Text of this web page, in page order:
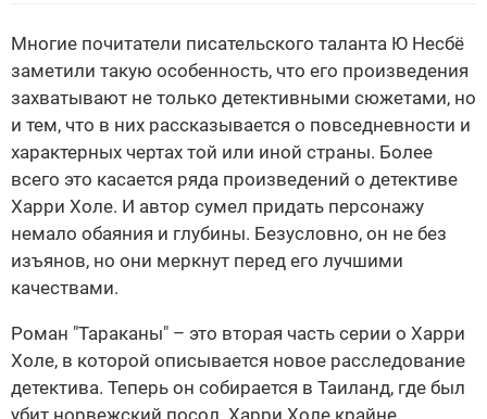
Многие почитатели писательского таланта Ю Несбё
заметили такую особенность, что его произведения
захватывают не только детективными сюжетами, но
и тем, что в них рассказывается о повседневности и
характерных чертах той или иной страны. Более
всего это касается ряда произведений о детективе
Харри Холе. И автор сумел придать персонажу
немало обаяния и глубины. Безусловно, он не без
изъянов, но они меркнут перед его лучшими
качествами.
Роман "Тараканы" – это вторая часть серии о Харри
Холе, в которой описывается новое расследование
детектива. Теперь он собирается в Таиланд, где был